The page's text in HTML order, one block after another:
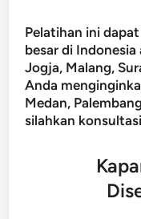
Pelatihan ini
besar di
Jogja, Malang,
Anda
Medan,
silahkan